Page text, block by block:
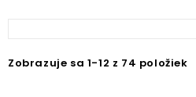
Zobrazuje sa 1-12 z 74 položiek